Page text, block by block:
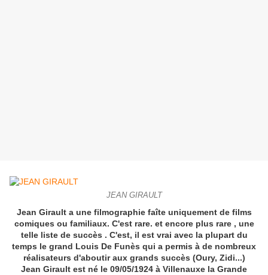
JEAN GIRAULT
Jean Girault a une filmographie faîte uniquement de films
comiques ou familiaux. C'est rare. et encore plus rare , une
telle liste de succès . C'est, il est vrai avec la plupart du
temps le grand Louis De Funès qui a permis à de nombreux
réalisateurs d'aboutir aux grands succès (Oury, Zidi...)
Jean Girault est né le 09/05/1924 à Villenauxe la Grande